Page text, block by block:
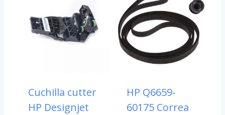
Cuchilla cutter
HP Designjet
HP Q6659-
60175 Correa